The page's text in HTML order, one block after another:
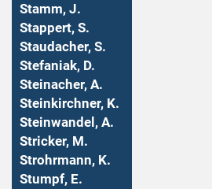
Stamm, J.
Stappert, S.
Staudacher, S.
Stefaniak, D.
Steinacher, A.
Steinkirchner, K.
Steinwandel, A.
Stricker, M.
Strohrmann, K.
Stumpf, E.